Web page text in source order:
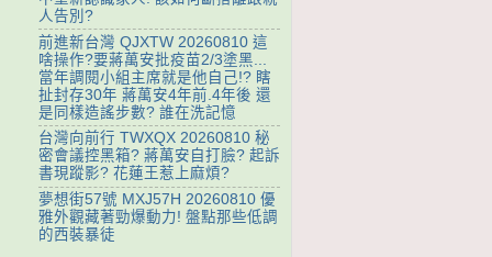
人告別?
前進新台灣 QJXTW 20260810 這
啥操作?要蔣萬安批疫苗2/3塗黑...
當年調閱小組主席就是他自己!? 瞎
扯封存30年 蔣萬安4年前.4年後 還
是同樣造謠步數? 誰在洗記憶
台灣向前行 TWXQX 20260810 秘
密會議控黑箱? 蔣萬安自打臉? 起訴
書現蹤影? 花蓮王惹上麻煩?
夢想街57號 MXJ57H 20260810 優
雅外觀藏著勁爆動力! 盤點那些低調
的西裝暴徒